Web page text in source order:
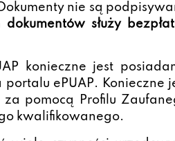
nie są
służy
konieczne jest
portalu ePUAP. Konieczne
pomocą Profilu
kwalifikowanego.